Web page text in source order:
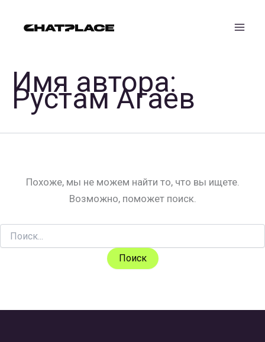
Имя автора:
Рустам Агаев
Похоже, мы не можем найти то, что вы ищете.
Возможно, поможет поиск.